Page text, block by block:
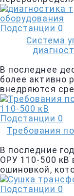
Подстанции 0
Система
В последнее
более активно
внедряются
Подстанции 0
Требования
В последние
ОРУ 110-500 кВ
ошиновкой,
Подстанции 0